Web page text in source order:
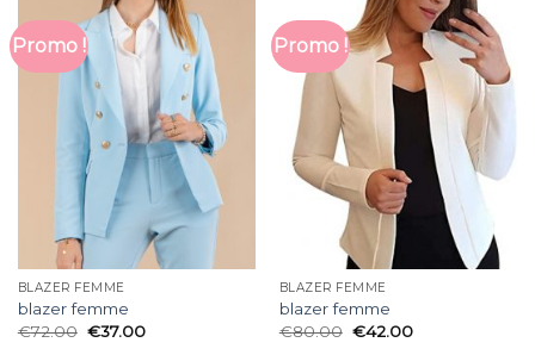
Promo !
BLAZER FEMME
blazer femme
€72.00 €37.00
Promo !
BLAZER FEMME
blazer femme
€80.00 €42.00